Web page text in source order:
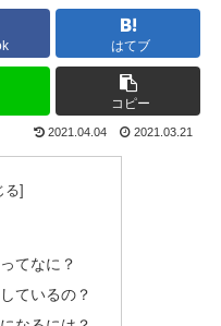
はてブ
コピー
2021.04.04 2021.03.21
てなに？
ているの？